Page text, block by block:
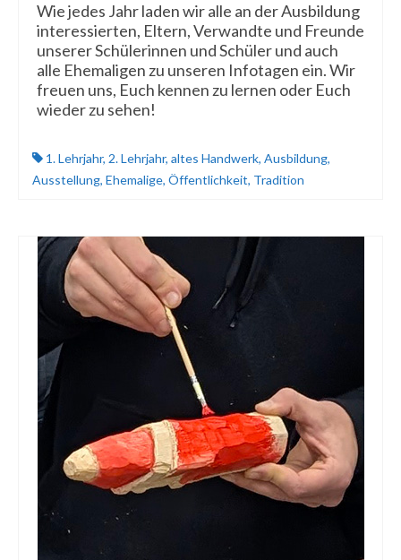
Wie jedes Jahr laden wir alle an der Ausbildung
interessierten, Eltern, Verwandte und Freunde
unserer Schülerinnen und Schüler und auch
alle Ehemaligen zu unseren Infotagen ein. Wir
freuen uns, Euch kennen zu lernen oder Euch
wieder zu sehen!
1. Lehrjahr, 2. Lehrjahr, altes Handwerk, Ausbildung,
Ausstellung, Ehemalige, Öffentlichkeit, Tradition